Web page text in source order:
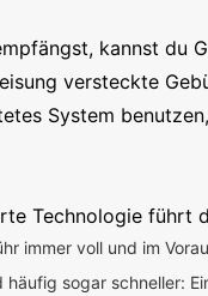
kannst du
versteckte
System
Technologie führt
immer voll und im
sogar schneller: